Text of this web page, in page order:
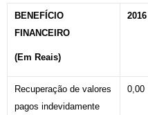
BENEFÍCIO
FINANCEIRO
(Em Reais)
2016
Recuperação de valores
pagos indevidamente
0,00